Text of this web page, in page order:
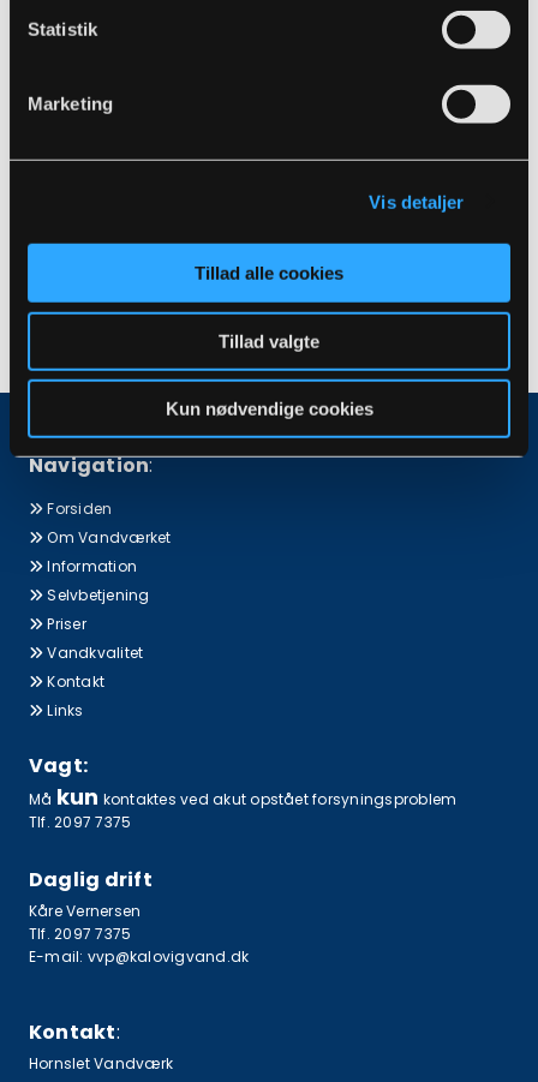
Statistik
Marketing
Vis detaljer
Tillad alle cookies
Tillad valgte
Kun nødvendige cookies
Referat fra møde 16. januar 2023 findes
HER
Referat fra møde 27. oktober 2022 findes
HER
Referat fra møde 7. september 2022 findes
Navigation:
 Forsiden
 Om Vandværket
 Information
 Selvbetjening
 Priser
 Vandkvalitet
 Kontakt
 Links
Vagt:
Må kun kontaktes ved akut opstået forsyningsproblem
Tlf. 2097 7375
Daglig drift
Kåre Vernersen
Tlf. 2097 7375
E-mail: vvp@kalovigvand.dk
Kontakt:
Hornslet Vandværk